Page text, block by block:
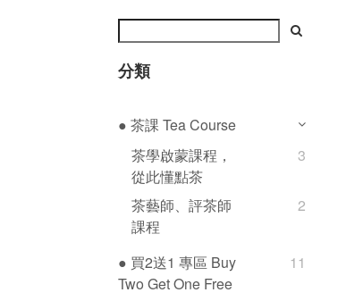
分類
● 茶課 Tea Course
茶學啟蒙課程，
從此懂點茶
3
茶藝師、評茶師
課程
2
● 買2送1 專區 Buy
Two Get One Free
11